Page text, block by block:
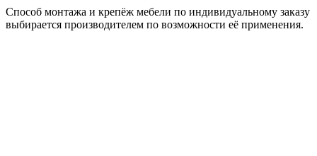
Способ монтажа и крепёж мебели по индивидуальному заказу
выбирается производителем по возможности её применения.